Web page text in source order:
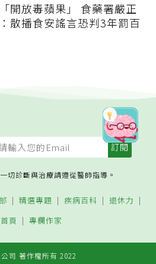
開放毒蘋果」 食藥署嚴正
散播食安謠言恐判3年罰百
切診斷與治療請遵從醫師指導。
精選專題 疾病百科
退休力
頁
專欄作家
司 著作權所有 2022